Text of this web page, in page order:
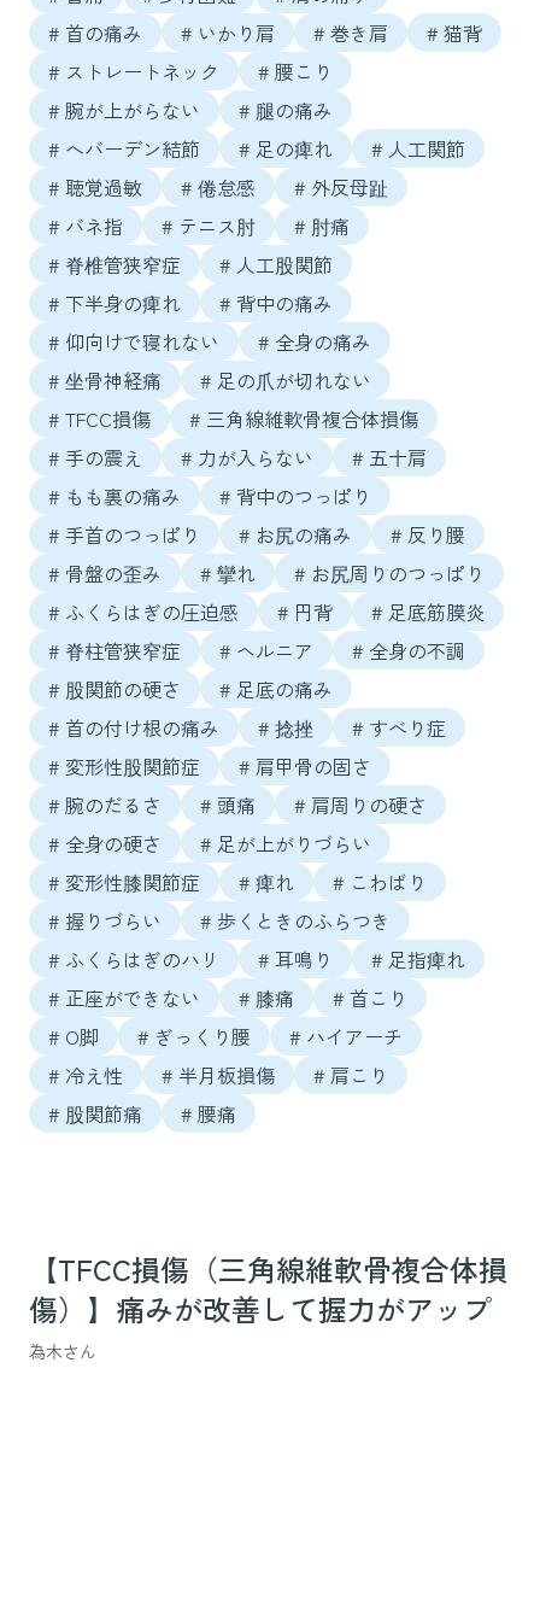
# 首の痛み
# いかり肩 # 巻き肩
# 猫背
# ストレートネック
# 腰こり
# 腕が上がらない
# 腿の痛み
# へバーデン結節
# 足の痺れ
# 人工関節
# 聴覚過敏
# 倦怠感
# 外反母趾
# バネ指
# テニス肘
# 肘痛
# 脊椎管狭窄症
# 人工股関節
# 下半身の痺れ
# 背中の痛み
# 仰向けで寝れない
# 全身の痛み
# 坐骨神経痛
# 足の爪が切れない
# TFCC損傷
# 三角線維軟骨複合体損傷
# 手の震え
# 力が入らない
# 五十肩
# もも裏の痛み
# 背中のつっぱり
# 手首のつっぱり
# お尻の痛み
# 反り腰
# 骨盤の歪み
# 攣れ
# お尻周りのつっぱり
# ふくらはぎの圧迫感
# 円背
# 足底筋膜炎
# 脊柱管狭窄症
# ヘルニア
# 全身の不調
# 股関節の硬さ
# 足底の痛み
# 首の付け根の痛み
# 捻挫
# すべり症
# 変形性股関節症
# 肩甲骨の固さ
# 腕のだるさ
# 頭痛
# 肩周りの硬さ
# 全身の硬さ
# 足が上がりづらい
# 変形性膝関節症
# 痺れ
# こわばり
# 握りづらい
# 歩くときのふらつき
# ふくらはぎのハリ
# 耳鳴り
# 足指痺れ
# 正座ができない
# 膝痛
# 首こり
# O脚
# ぎっくり腰
# ハイアーチ
# 冷え性
# 半月板損傷
# 肩こり
# 股関節痛
# 腰痛
【TFCC損傷（三角線維軟骨複合体損
傷）】痛みが改善して握力がアップ
為木さん